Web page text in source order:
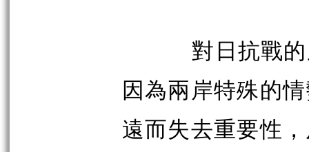
對日抗戰
因為兩岸特殊的
遠而失去重要性